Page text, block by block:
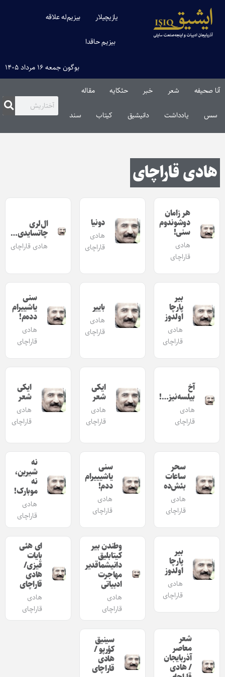
یازیچیلار بیزیم‌له علاقه
بیزیم حاقدا
بوگون جمعه ۱۶ مرداد ۱۴۰۵
آنا صحیفه شعر خبر حئکایه مقاله‌
سس یادداشت دانیشیق کیتاب سند
هادی قاراچای
هر زامان
دوشوندوم
سنی!
هادی
قاراچای
دونیا
هادی
قاراچای
ال‌لری
چاتسایدی…
هادی قاراچای
بیر
پارچا
اولدوز
هادی
قاراچای
باییر
هادی
قاراچای
سنی
یاشییرام
دده‌م!
هادی
قاراچای
آخ
بیلسه‌نیز…!
هادی
قاراچای
ایکی
شعر
هادی
قاراچای
ایکی
شعر
هادی
قاراچای
سحر
ساعات
بئش‌ده
هادی
قاراچای
سنی
یاشیییرام
ددم!
هادی
قاراچای
نه
شیرین،
نه
موبا‌رک!
هادی
قاراچای
بیر
پارچا
اولدوز
هادی
قاراچای
وطندن بیر
کیتابلیق
دانیشماقدیر
مهاجرت
ادبیاتی
هادی
قاراچای
ای هئی
بایات
قیزی/
هادی
قاراچای
هادی
قاراچای
شعر
معاصر
آذربایجان
/ هادی
سینیق
کؤرپو /
هادی
قاراچای